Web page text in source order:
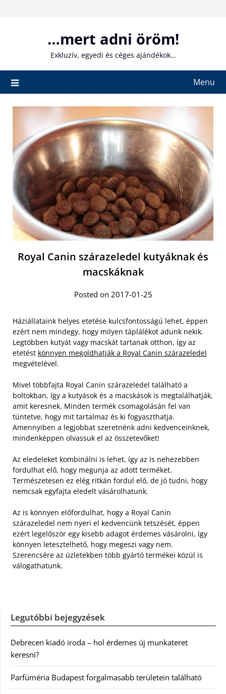
…mert adni öröm!
Exkluzív, egyedi és céges ajándékok…
Menu
Royal Canin szárazeledel kutyáknak és
macskáknak
Posted on 2017-01-25
Háziállataink helyes etetése kulcsfontosságú lehet, éppen
ezért nem mindegy, hogy milyen táplálékot adunk nekik.
Legtöbben kutyát vagy macskát tartanak otthon, így az
etetést könnyen megoldhatják a Royal Canin szárazeledel
megvételével.
Mivel többfajta Royal Canin szárazeledel található a
boltokban, így a kutyások és a macskások is megtalálhatják,
amit keresnek. Minden termék csomagolásán fel van
tüntetve, hogy mit tartalmaz és ki fogyaszthatja.
Amennyiben a legjobbat szeretnénk adni kedvenceinknek,
mindenképpen olvassuk el az összetevőket!
Az eledeleket kombinálni is lehet, így az is nehezebben
fordulhat elő, hogy megunja az adott terméket.
Természetesen ez elég ritkán fordul elő, de jó tudni, hogy
nemcsak egyfajta eledelt vásárolhatunk.
Az is könnyen előfordulhat, hogy a Royal Canin
szárazeledel nem nyeri el kedvencünk tetszését, éppen
ezért legelőször egy kisebb adagot érdemes vásárolni, így
könnyen letesztelhető, hogy megeszi vagy nem.
Szerencsére az üzletekben több gyártó termékei közül is
válogathatunk.
Legutóbbi bejegyzések
Debrecen kiadó iroda – hol érdemes új munkateret
keresni?
Parfüméria Budapest forgalmasabb területein található